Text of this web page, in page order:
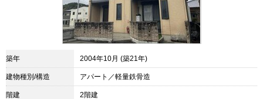
築年 2004年10月 (築21年)
建物種別/構造 アパート／軽量鉄骨造
階建 2階建